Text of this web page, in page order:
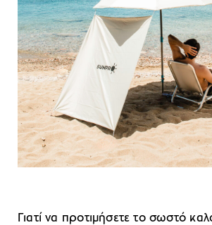
Γιατί να προτιμήσετε το σωστό